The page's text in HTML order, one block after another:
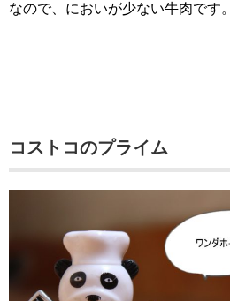
なので、においが少ない牛肉です。
コストコのプライム